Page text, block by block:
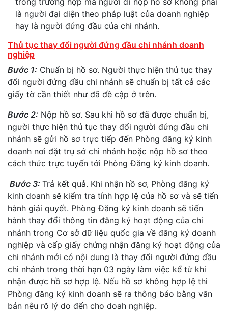
là người đại diện theo pháp luật của doanh nghiệp
hay là người đứng đầu của chi nhánh.
Thủ tục thay đổi người đứng đầu chi nhánh doanh
nghiệp
Bước 1: Chuẩn bị hồ sơ. Người thực hiện thủ tục thay
đổi người đứng đầu chi nhánh sẽ chuẩn bị tất cả các
giấy tờ cần thiết như đã đề cập ở trên.
Bước 2: Nộp hồ sơ. Sau khi hồ sơ đã được chuẩn bị,
người thực hiện thủ tục thay đổi người đứng đầu chi
nhánh sẽ gửi hồ sơ trực tiếp đến Phòng đăng ký kinh
doanh nơi đặt trụ sở chi nhánh hoặc nộp hồ sơ theo
cách thức trực tuyến tới Phòng Đăng ký kinh doanh.
Bước 3: Trả kết quả. Khi nhận hồ sơ, Phòng đăng ký
kinh doanh sẽ kiểm tra tính hợp lệ của hồ sơ và sẽ tiến
hành giải quyết. Phòng Đăng ký kinh doanh sẽ tiến
hành thay đổi thông tin đăng ký hoạt động của chi
nhánh trong Cơ sở dữ liệu quốc gia về đăng ký doanh
nghiệp và cấp giấy chứng nhận đăng ký hoạt động của
chi nhánh mới có nội dung là thay đổi người đứng đầu
chi nhánh trong thời hạn 03 ngày làm việc kể từ khi
nhận được hồ sơ hợp lệ. Nếu hồ sơ không hợp lệ thì
Phòng đăng ký kinh doanh sẽ ra thông báo bằng văn
bản nêu rõ lý do đến cho doah nghiệp.